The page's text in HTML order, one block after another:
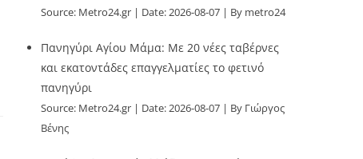
Source: Metro24.gr Date: 2026-08-07 By metro24
Πανηγύρι Αγίου Μάμα: Με 20 νέες ταβέρνες
και εκατοντάδες επαγγελματίες το φετινό
πανηγύρι
Source: Metro24.gr Date: 2026-08-07
By Γιώργος
Βένης